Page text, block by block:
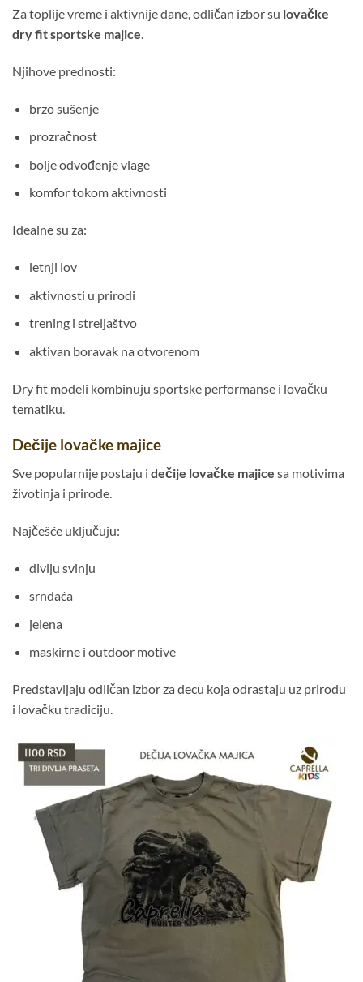
Za toplije vreme i aktivnije dane, odličan izbor su lovačke
dry fit sportske majice.
Njihove prednosti:
brzo sušenje
prozračnost
bolje odvođenje vlage
komfor tokom aktivnosti
Idealne su za:
letnji lov
aktivnosti u prirodi
trening i streljaštvo
aktivan boravak na otvorenom
Dry fit modeli kombinuju sportske performanse i lovačku
tematiku.
Dečije lovačke majice
Sve popularnije postaju i dečije lovačke majice sa motivima
životinja i prirode.
Najčešće uključuju:
divlju svinju
srndaća
jelena
maskirne i outdoor motive
Predstavljaju odličan izbor za decu koja odrastaju uz prirodu
i lovačku tradiciju.